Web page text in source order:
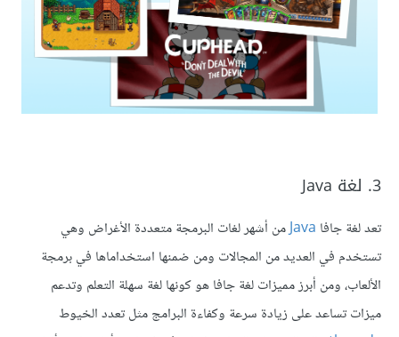
3. لغة Java
تعد لغة جافا Javaمن أشهر لغات البرمجة متعددة الأغراض وهي
تستخدم في العديد من المجالات ومن ضمنها استخداماها في برمجة
الألعاب، ومن أبرز مميزات لغة جافا هو كونها لغة سهلة التعلم وتدعم
ميزات تساعد على زيادة سرعة وكفاءة البرامج مثل تعدد الخيوط